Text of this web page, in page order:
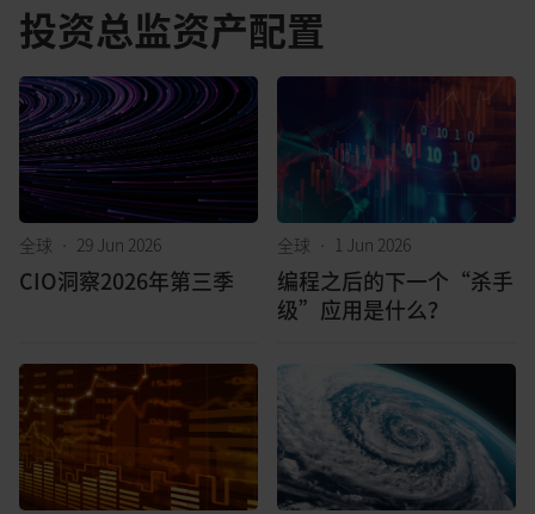
投资总监资产配置
全球 • 29 Jun 2026
CIO洞察2026年第三季
全球 • 1 Jun 2026
编程之后的下一个“杀手
级”应用是什么？